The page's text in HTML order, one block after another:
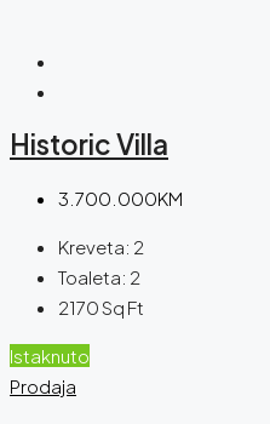
Historic Villa
3.700.000KM
Kreveta: 2
Toaleta: 2
2170Sq Ft
Istaknuto
Prodaja